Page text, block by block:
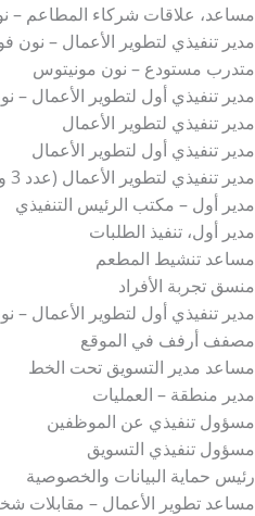
مساعد، علاقات شركاء المطاعم –
مدير تنفيذي لتطوير الأعمال – نون
متدرب مستودع – نون مونيتوس
مدير تنفيذي أول لتطوير الأعمال –
مدير تنفيذي لتطوير الأعمال
مدير تنفيذي أول لتطوير الأعمال
مدير تنفيذي لتطوير الأعمال (عدد 3 وظائف)
مدير أول – مكتب الرئيس التنفيذي
مدير أول، تنفيذ الطلبات
مساعد تنشيط المطعم
منسق تجربة الأفراد
مدير تنفيذي أول لتطوير الأعمال –
مصفف أرفف في الموقع
مساعد مدير التسويق تحت الخط
مدير منطقة – العمليات
مسؤول تنفيذي عن الموظفين
مسؤول تنفيذي التسويق
رئيس حماية البيانات والخصوصية
مساعد تطوير الأعمال – مقابلات